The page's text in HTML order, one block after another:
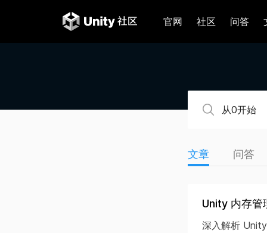
官网 社区 问答
文章 问答
Unity 内存管
深入解析